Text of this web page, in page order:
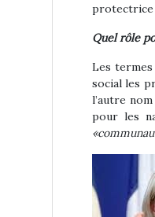
protectrice
Quel rôle
Les
social les
l’autre
pour les